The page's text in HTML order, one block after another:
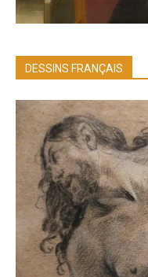
DESSINS FRANÇAIS